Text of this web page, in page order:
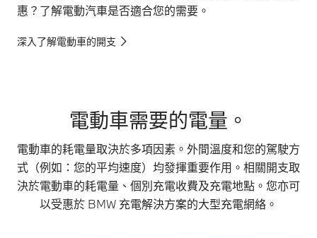
惠？了解電動汽車是否適合您的需要。
深入了解電動車的開支
電動車需要的電量。
電動車的耗電量取決於多項因素。外間溫度和您的駕駛方
式（例如：您的平均速度）均發揮重要作用。相關開支取
決於電動車的耗電量、個別充電收費及充電地點。您亦可
以受惠於 BMW 充電解決方案的大型充電網絡。